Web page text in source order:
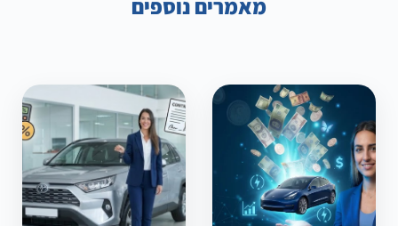
מאמרים נוספים